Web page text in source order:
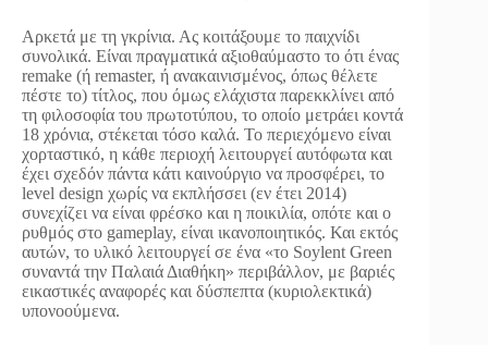
Αρκετά με τη γκρίνια. Ας κοιτάξουμε το παιχνίδι
συνολικά. Είναι πραγματικά αξιοθαύμαστο το ότι ένας
remake (ή remaster, ή ανακαινισμένος, όπως θέλετε
πέστε το) τίτλος, που όμως ελάχιστα παρεκκλίνει από
τη φιλοσοφία του πρωτοτύπου, το οποίο μετράει κοντά
18 χρόνια, στέκεται τόσο καλά. Το περιεχόμενο είναι
χορταστικό, η κάθε περιοχή λειτουργεί αυτόφωτα και
έχει σχεδόν πάντα κάτι καινούργιο να προσφέρει, το
level design χωρίς να εκπλήσσει (εν έτει 2014)
συνεχίζει να είναι φρέσκο και η ποικιλία, οπότε και ο
ρυθμός στο gameplay, είναι ικανοποιητικός. Και εκτός
αυτών, το υλικό λειτουργεί σε ένα «το Soylent Green
συναντά την Παλαιά Διαθήκη» περιβάλλον, με βαριές
εικαστικές αναφορές και δύσπεπτα (κυριολεκτικά)
υπονοούμενα.